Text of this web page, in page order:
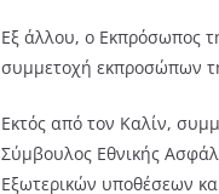
Εξ άλλου, ο Εκπρόσωπος
συμμετοχή εκπροσώπων
Εκτός από τον Καλίν,
Σύμβουλος Εθνικής
Εξωτερικών υποθέσεων